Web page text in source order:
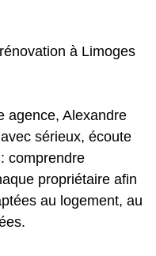
à Limoges
agence, Alexandre
sérieux, écoute
comprendre
propriétaire afin
au logement, au